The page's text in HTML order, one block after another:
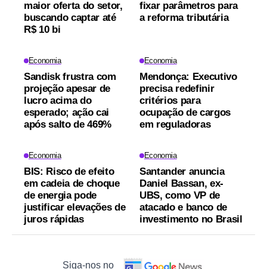
maior oferta do setor,
buscando captar até
R$ 10 bi
fixar parâmetros para
a reforma tributária
Economia
Sandisk frustra com
projeção apesar de
lucro acima do
esperado; ação cai
após salto de 469%
Economia
Mendonça: Executivo
precisa redefinir
critérios para
ocupação de cargos
em reguladoras
Economia
BIS: Risco de efeito
em cadeia de choque
de energia pode
justificar elevações de
juros rápidas
Economia
Santander anuncia
Daniel Bassan, ex-
UBS, como VP de
atacado e banco de
investimento no Brasil
Siga-nos no